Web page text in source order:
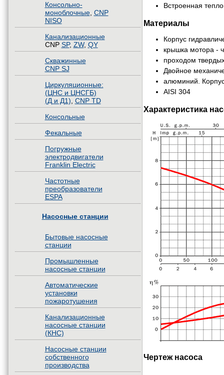
Консольно-
моноблочные, CNP
NISO
Канализационные
CNP SP, ZW, QY
Скважинные
CNP SJ
Циркуляционные:
(ЦНС и ЦНСГБ)
(Д и Д1) CNP TD
Консольные
Фекальные
Погружные
электродвигатели
Franklin Electric
Частотные
преобразователи
ESPA
Насосные станции
Бытовые насосные
станции
Промышленные
насосные станции
Автоматические
установки
пожаротушения
Канализационные
насосные станции
(КНС)
Насосные станции
собственного
производства
Встроенная
Материалы
Корпус
крышка мотора -
проходом
Двойное
алюминий.
AISI 304
Характеристика
Чертеж насоса